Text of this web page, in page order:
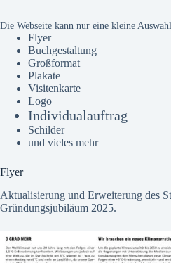
Die Webseite kann nur eine kleine
Flyer
Buchgestaltung
Großformat
Plakate
Visitenkarte
Logo
Individualauftrag
Schilder
und vieles mehr
Flyer
Aktualisierung und Erweiterung des
Gründungsjubiläum 2025.